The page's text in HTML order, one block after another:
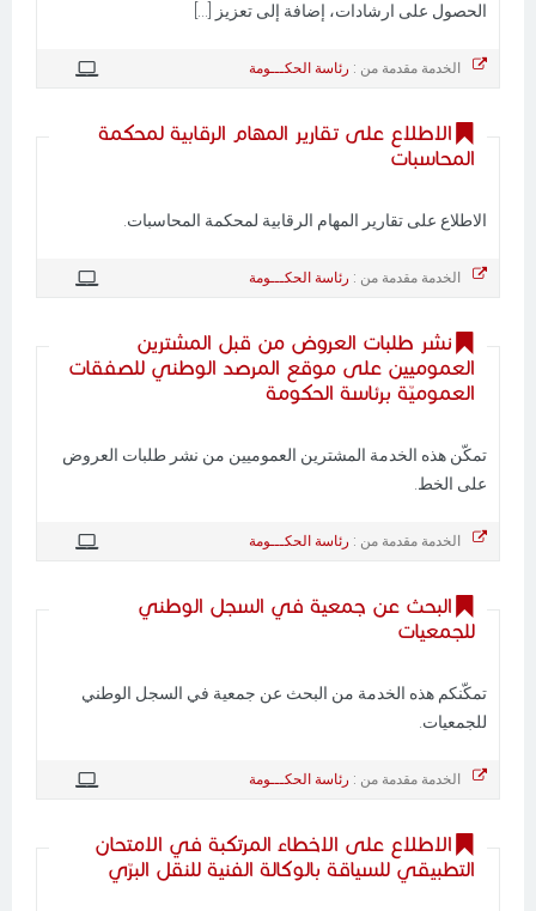
الحصول على ارشادات، إضافة إلى تعزيز [...]
الخدمة مقدمة من : رئاسة الحكـــومة
الاطلاع على تقارير المهام الرقابية لمحكمة
المحاسبات
الاطلاع على تقارير المهام الرقابية لمحكمة المحاسبات.
الخدمة مقدمة من : رئاسة الحكـــومة
نشر طلبات العروض من قبل المشترين
العموميين على موقع المرصد الوطني للصفقات
العموميّة برئاسة الحكومة
تمكّن هذه الخدمة المشترين العموميين من نشر طلبات العروض
على الخط.
الخدمة مقدمة من : رئاسة الحكـــومة
البحث عن جمعية في السجل الوطني
للجمعيات
تمكّنكم هذه الخدمة من البحث عن جمعية في السجل الوطني
للجمعيات.
الخدمة مقدمة من : رئاسة الحكـــومة
الاطلاع على الاخطاء المرتكبة في الامتحان
التطبيقي للسياقة بالوكالة الفنية للنقل البرّي